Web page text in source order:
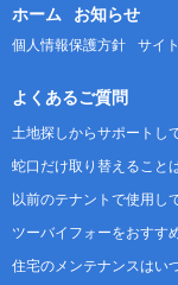
ホーム お知らせ
個人情報保護方針 サイ
よくあるご質問
土地探しからサポートし
蛇口だけ取り替えること
以前のテナントで使用し
ツーバイフォーをおすす
住宅のメンテナンスはい